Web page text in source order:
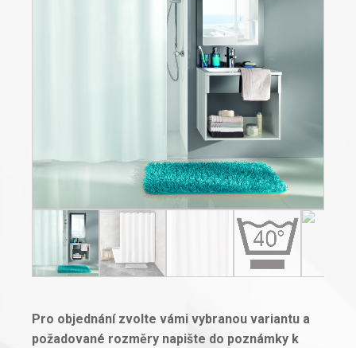
Pro objednání zvolte vámi vybranou variantu a
požadované rozměry napište do poznámky k